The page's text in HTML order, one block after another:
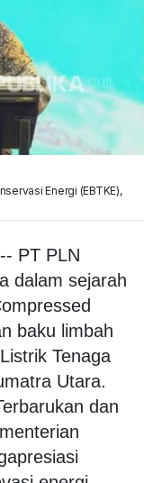
Energi (EBTKE),
PT PLN
dalam sejarah
baku limbah
Tenaga
Utara.
dan